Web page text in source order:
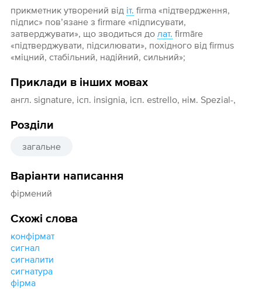
прикметник утворений від іт. firma «підтвердження,
підпис» пов’язане з firmare «підписувати,
затверджувати», що зводиться до лат. firmāre
«підтверджувати, підсилювати», похідного від firmus
«міцний, стабільний, надійний, сильний»;
Приклади в інших мовах
англ. signature, ісп. insignia, ісп. estrello, нім. Spezial-,
Розділи
загальне
Варіанти написання
фірмений
Схожі слова
конфірмат
сигнал
сигналити
сигнатура
фірма